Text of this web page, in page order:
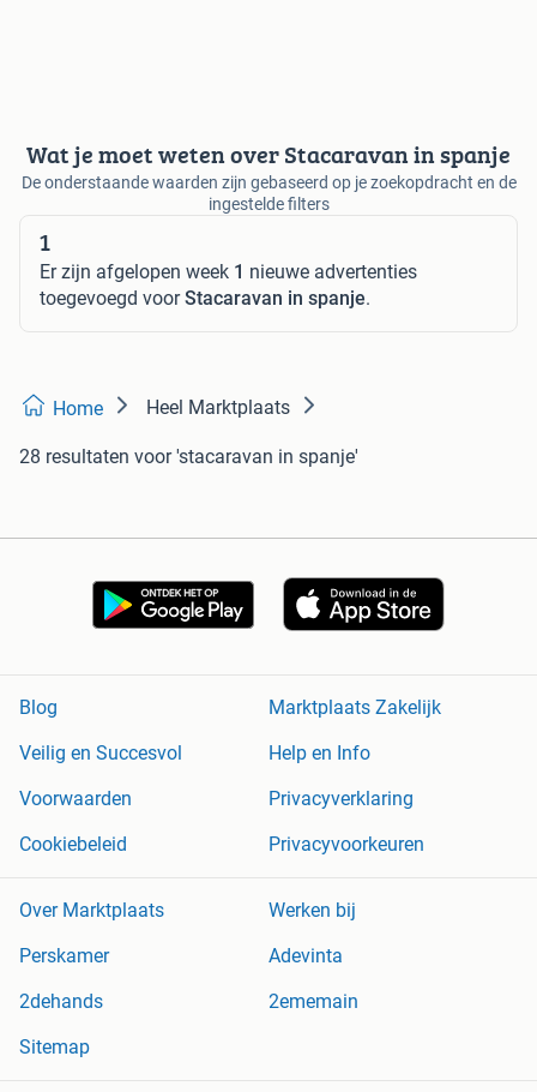
Wat je moet weten over Stacaravan in spanje
De onderstaande waarden zijn gebaseerd op je zoekopdracht en de
ingestelde filters
1
Er zijn afgelopen week 1 nieuwe advertenties
toegevoegd voorStacaravan in spanje.
Home Heel Marktplaats
28 resultaten voor 'stacaravan in spanje'
Blog
Marktplaats Zakelijk
Veilig en Succesvol
Help en Info
Voorwaarden
Privacyverklaring
Cookiebeleid
Privacyvoorkeuren
Over Marktplaats
Werken bij
Perskamer
Adevinta
2dehands
2ememain
Sitemap